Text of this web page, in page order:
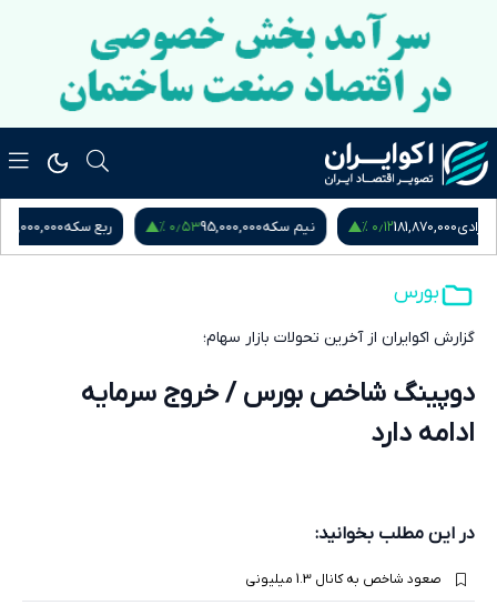
نیم سکه95,000,000۰٫۵۳ % ربع سکه53,000,000۰٫۹۵ % یورو
بورس
گزارش اکوایران از آخرین تحولات بازار سهام؛
دوپینگ شاخص بورس / خروج سرمایه
ادامه دارد
در این مطلب بخوانید:
صعود شاخص‌ به کانال 1.3 میلیونی